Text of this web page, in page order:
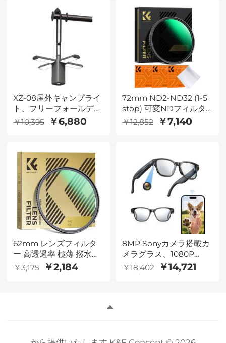
ッチスクリーン
スカメラに対応
XZ-08屋外キャンプライ
ト、フリーフォールディ
ング充電式LEDキャンプ
トモードキャンプ照明周
囲光、キャンプに最適、
ハリケーン緊急キット、
旅行
￥10,395 ￥6,880
72mm ND2-ND32 (1-5
stop) 可変NDフィルタ
ー ニュートラルグレー
￥12,852 ￥7,140
62mm レンズフィルタ
ー 高透過率 極薄 撥水防
汚 AGC日本製光学ガラ
ス レンズ保護用 MCUV
￥3,175 ￥2,184
8MP Sonyカメラ搭載カ
メラグラス、1080P
POV、13MP写真、WiFi
転送、10H音楽／通話、
￥18,402 ￥14,721